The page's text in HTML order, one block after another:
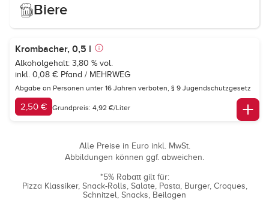
Biere
Krombacher, 0,5 l
Alkoholgehalt: 3,80 % vol.
inkl. 0,08 € Pfand / MEHRWEG
Abgabe an Personen unter 16 Jahren verboten, § 9 Jugendschutzgesetz
2,50 € Grundpreis: 4,92 €/Liter
Alle Preise in Euro inkl. MwSt.
Abbildungen können ggf. abweichen.
*5% Rabatt gilt für:
Pizza Klassiker Snack-Rolls Salate Pasta Burger Croques
Schnitzel Snacks Beilagen